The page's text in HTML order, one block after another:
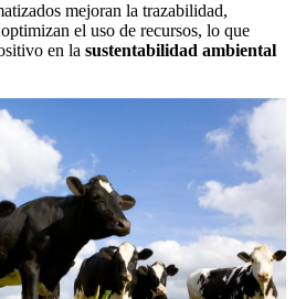
mejoran la trazabilidad,
el uso de recursos, lo que
en la sustentabilidad ambiental